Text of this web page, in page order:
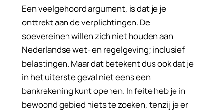
Een veelgehoord argument, is dat je je
onttrekt aan de verplichtingen. De
soevereinen willen zich niet houden aan
Nederlandse wet- en regelgeving; inclusief
belastingen. Maar dat betekent dus ook dat je
in het uiterste geval niet eens een
bankrekening kunt openen. In feite heb je in
bewoond gebied niets te zoeken, tenzij je er